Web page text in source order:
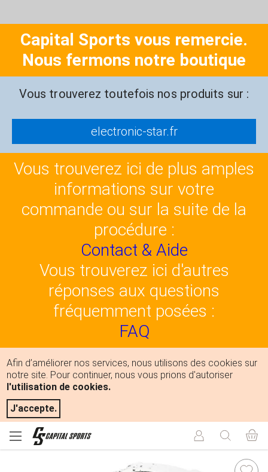
Capital Sports vous remercie.
Nous fermons notre boutique
Vous trouverez toutefois nos produits sur :
electronic-star.fr
Vous trouverez ici de plus amples
informations sur votre
commande ou sur la suite de la
procédure :
Contact & Aide
Vous trouverez ici d'autres
réponses aux questions
fréquemment posées :
FAQ
Afin d’améliorer nos services, nous utilisons des cookies sur
notre site. Pour continuer, nous vous prions d'autoriser
l'utilisation de cookies.
J'accepte.